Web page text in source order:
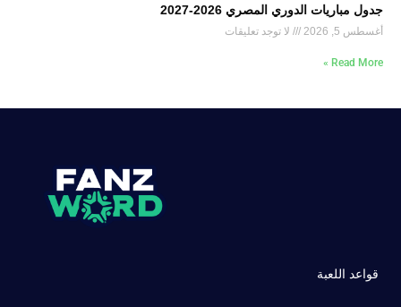
جدول مباريات الدوري المصري 2026-2027
أغسطس 5, 2026 لا توجد تعليقات
Read More »
قواعد اللعبة